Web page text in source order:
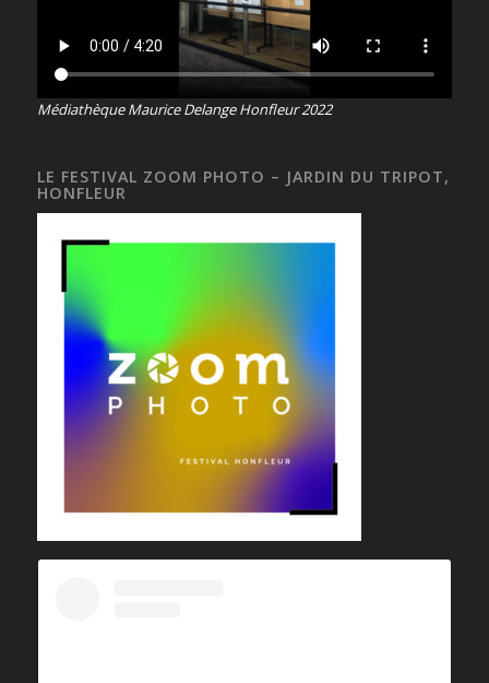
Médiathèque Maurice Delange Honfleur 2022
LE FESTIVAL ZOOM PHOTO – JARDIN DU TRIPOT,
HONFLEUR